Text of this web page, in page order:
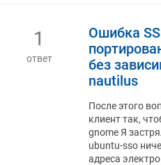
1
ответ
Ошибка
без
nautilus
После этого
клиент так,
gnome Я
ubuntu-sso
адреса